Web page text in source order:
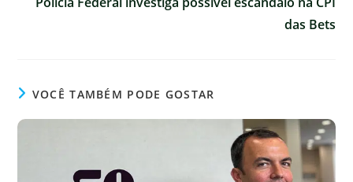
das Bets
VOCÊ TAMBÉM PODE GOSTAR